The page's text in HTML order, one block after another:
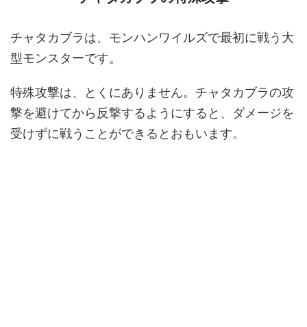
チャタカブラは、モンハンワイルズで最初に戦う大
型モンスターです。
特殊攻撃は、とくにありません。チャタカブラの攻
撃を避けてから反撃するようにすると、ダメージを
受けずに戦うことができるとおもいます。